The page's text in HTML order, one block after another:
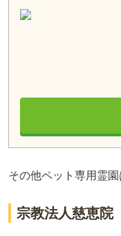
その他ペット専用霊園
宗教法人慈恵